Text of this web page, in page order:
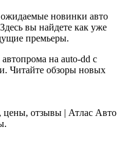
новинки авто
вы найдете как уже
премьеры.
на auto-dd с
Читайте обзоры новых
отзывы | Атлас Авто